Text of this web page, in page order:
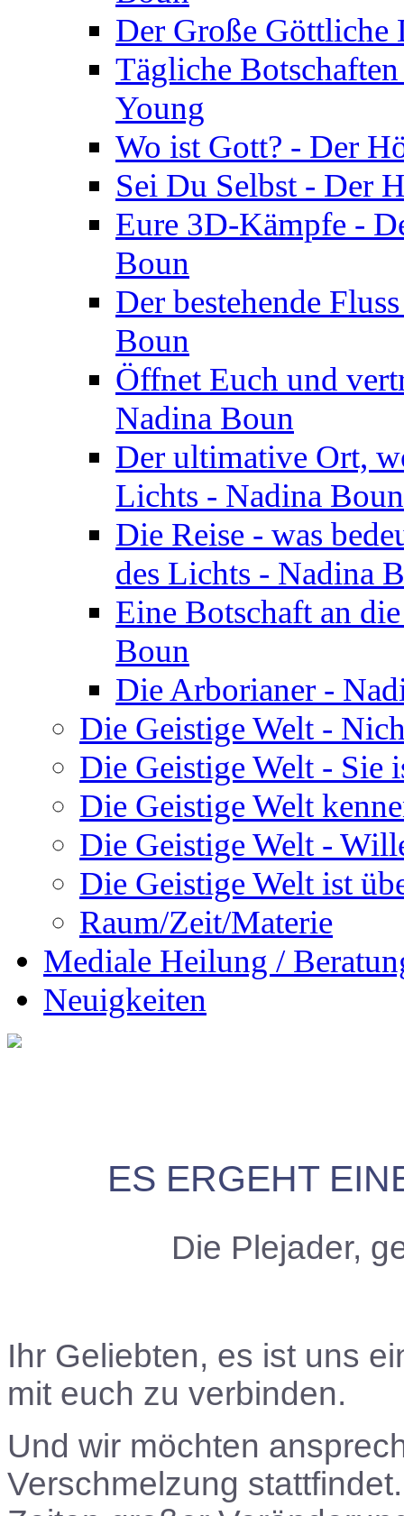
Der Große
Tägliche
Young
Wo ist Gott? - Der
Sei Du Selbst - Der
Eure 3D-Kämpfe -
Boun
Der bestehende
Boun
Öffnet Euch und
Nadina Boun
Der ultimative Ort,
Lichts - Nadina Boun
Die Reise - was
des Lichts - Nadina
Eine Botschaft an
Boun
Die Arborianer -
Die Geistige Welt -
Die Geistige Welt - Sie
Die Geistige Welt
Die Geistige Welt -
Die Geistige Welt ist
Raum/Zeit/Materie
Mediale Heilung /
Neuigkeiten
ES ERGEHT
Die Plejader,
Ihr Geliebten, es ist uns
mit euch zu verbinden.
Und wir möchten
Verschmelzung